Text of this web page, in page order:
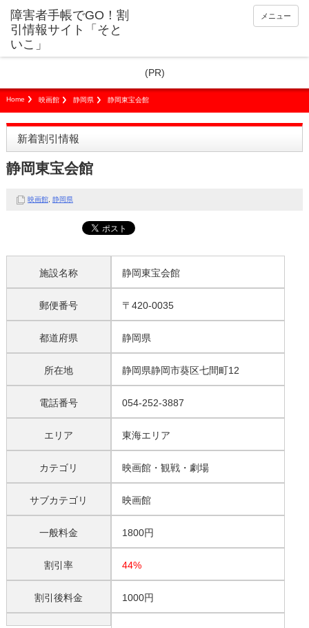
障害者手帳でGO！割
引情報サイト「そと
いこ」
メニュー
(PR)
Home 映画館 静岡県 静岡東宝会館
新着割引情報
静岡東宝会館
映画館, 静岡県
施設名称 静岡東宝会館
郵便番号 〒420-0035
都道府県 静岡県
所在地 静岡県静岡市葵区七間町12
電話番号 054-252-3887
エリア 東海エリア
カテゴリ 映画館・観戦・劇場
サブカテゴリ 映画館
一般料金 1800円
割引率 44%
割引後料金 1000円